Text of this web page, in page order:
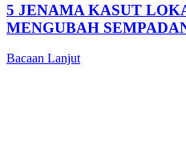
5 JENAMA KASUT
MENGUBAH
Bacaan Lanjut